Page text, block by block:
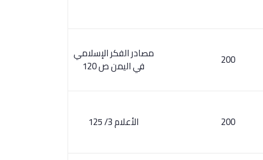
200 مصادر الفكر الإسلامي
في اليمن ص 120
200 الأعلام 3/ 125